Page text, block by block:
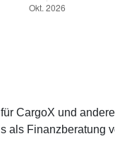
CargoX und
Finanzberatung